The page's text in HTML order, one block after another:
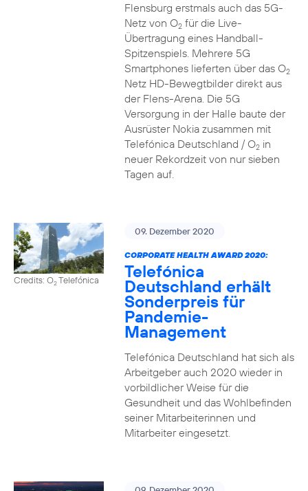
Flensburg erstmals auch das 5G-
Netz von O2für die Live-
Übertragung eines Handball-
Spitzenspiels. Mehrere 5G
Smartphones lieferten über das O2
Netz HD-Bewegtbilder direkt aus
der Flens-Arena. Die 5G
Versorgung in der Halle baute der
Ausrüster Nokia zusammen mit
Telefónica Deutschland / O2in
neuer Rekordzeit von nur sieben
Tagen auf.
Credits: O2Telefónica
09. Dezember 2020
CORPORATE HEALTH AWARD 2020:
Telefónica
Deutschland erhält
Sonderpreis für
Pandemie-
Management
Telefónica Deutschland hat sich als
Arbeitgeber auch 2020 wieder in
vorbildlicher Weise für die
Gesundheit und das Wohlbefinden
seiner Mitarbeiterinnen und
Mitarbeiter eingesetzt.